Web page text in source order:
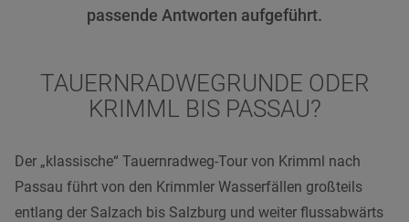
passende Antworten aufgeführt.
TAUERNRADWEGRUNDE ODER
KRIMML BIS PASSAU?
Der „klassische“ Tauernradweg-Tour von Krimml nach
Passau führt von den Krimmler Wasserfällen großteils
entlang der Salzach bis Salzburg und weiter flussabwärts